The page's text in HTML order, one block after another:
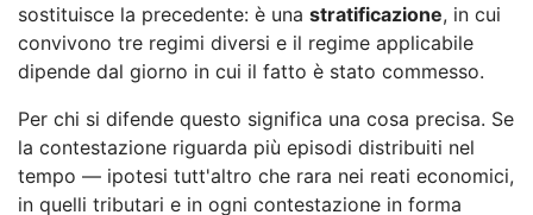
sostituisce la precedente: è una stratificazione, in cui
convivono tre regimi diversi e il regime applicabile
dipende dal giorno in cui il fatto è stato commesso.
Per chi si difende questo significa una cosa precisa. Se
la contestazione riguarda più episodi distribuiti nel
tempo — ipotesi tutt'altro che rara nei reati economici,
in quelli tributari e in ogni contestazione in forma